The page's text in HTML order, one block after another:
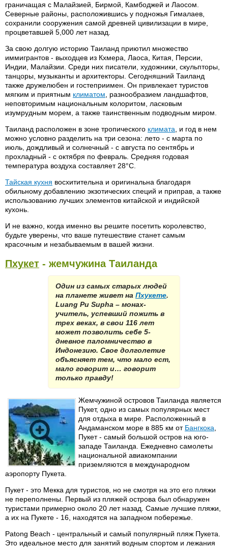
граничащая с Малайзией, Бирмой, Камбоджей и Лаосом.
Северные районы, расположившись у подножья Гималаев,
сохранили сооружения самой древней цивилизации в мире,
процветавшей 5,000 лет назад.
За свою долгую историю Таиланд приютил множество
иммигрантов - выходцев из Кхмера, Лаоса, Китая, Персии,
Индии, Малайзии. Среди них писатели, художники, скульпторы,
танцоры, музыканты и архитекторы. Сегодняшний Таиланд
также дружелюбен и гостеприимен. Он привлекает туристов
мягким и приятным климатом , разнообразием ландшафтов,
неповторимым национальным колоритом, ласковым
изумрудным морем, а также таинственным подводным миром.
Таиланд расположен в зоне тропического климата , и год в нем
можно условно разделить на три сезона: лето - с марта по
июль, дождливый и солнечный - с августа по сентябрь и
прохладный - с октября по февраль. Средняя годовая
температура воздуха составляет 28°С.
Тайская кухня восхитительна и оригинальна благодаря
обильному добавлению экзотических специй и приправ, а также
использованию лучших элементов китайской и индийской
кухонь.
И не важно, когда именно вы решите посетить королевство,
будьте уверены, что ваше путешествие станет самым
красочным и незабываемым в вашей жизни.
Пхукет - жемчужина Таиланда
Один из самых старых людей
на планете живет на Пхукете.
Luang Pu Supha – монах-
учитель, успевший пожить в
трех веках, в свои 116 лет
может позволить себе 5-
дневное паломничество в
Индонезию. Свое долголетие
объясняет тем, что мало ест,
мало говорит и… говорит
только правду!
Жемчужиной островов Таиланда является
Пукет, одно из самых популярных мест
для отдыха в мире. Расположенный в
Андаманском море в 885 км от Бангкока
Пукет - самый большой остров на юго-
западе Таиланда. Ежедневно самолеты
национальной авиакомпании
приземляются в международном
аэропорту Пукета.
Пукет - это Мекка для туристов, но не смотря на это его пляжи
не переполнены. Первый из пляжей острова был обнаружен
туристами примерно около 20 лет назад. Самые лучшие пляжи,
а их на Пукете - 16, находятся на западном побережье.
Patong Beach - центральный и самый популярный пляж Пукета.
Это идеальное место для занятий водным спортом и лежания